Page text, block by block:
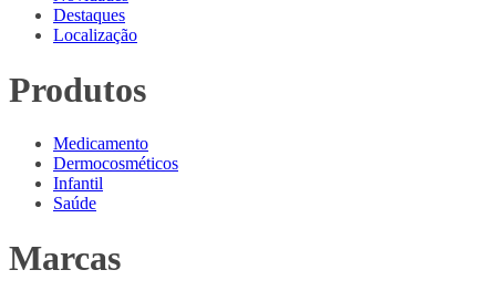
Destaques
Localização
Produtos
Medicamento
Dermocosméticos
Infantil
Saúde
Marcas